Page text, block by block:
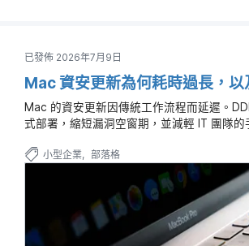
已發佈 2026年7月9日
Mac 資安更新為何耗時過長，以
Mac 的資安更新因傳統工作流程而延遲。
式部署，縮短漏洞空窗期，並減輕 IT 團隊的
小型企業 部落格